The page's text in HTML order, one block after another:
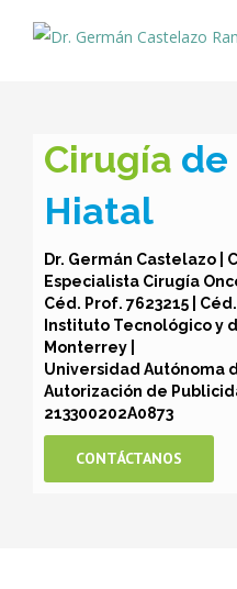
Cirugía de
Hiatal
Dr. Germán Castelazo |
Especialista Cirugía
Céd. Prof. 7623215 | Céd.
Instituto Tecnológico y
Monterrey |
Universidad Autónoma
Autorización de
213300202A0873
CONTÁCTANOS